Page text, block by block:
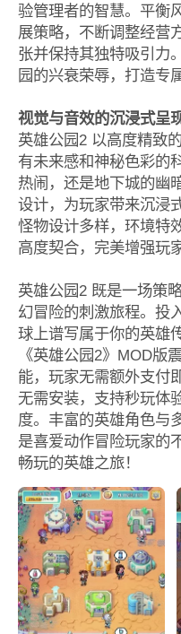
验管理者的智慧。平衡
展策略，不断调整经营
张并保持其独特吸引力
园的兴衰荣辱，打造专
视觉与音效的沉浸式呈
英雄公园2 以高度精致
有未来感和神秘色彩的
热闹，还是地下城的幽
设计，为玩家带来沉浸
怪物设计多样，环境特
高度契合，完美增强玩
英雄公园2 既是一场策
幻冒险的刺激旅程。投
球上谱写属于你的英雄
《英雄公园2》MOD版
能，玩家无需额外支付
无需安装，支持秒玩体
度。丰富的英雄角色与
是喜爱动作冒险玩家的
畅玩的英雄之旅！